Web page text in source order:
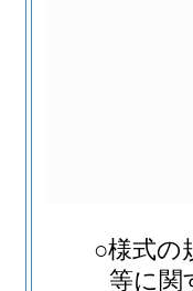
○様式の
等に関